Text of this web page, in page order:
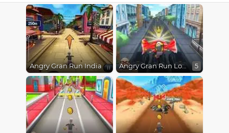
Angry Gran Run India Angry Gran Run London 5